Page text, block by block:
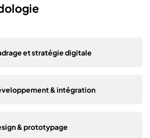
et stratégie digitale
& intégration
& prototypage